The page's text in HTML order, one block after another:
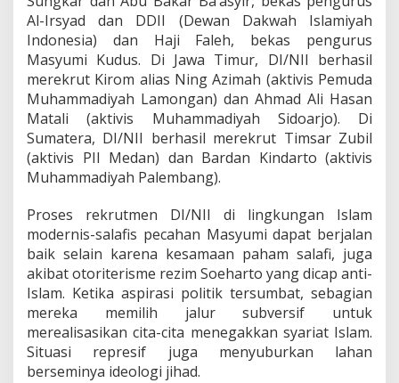
Al-Irsyad dan DDII (Dewan Dakwah Islamiyah
Indonesia) dan Haji Faleh, bekas pengurus
Masyumi Kudus. Di Jawa Timur, DI/NII berhasil
merekrut Kirom alias Ning Azimah (aktivis Pemuda
Muhammadiyah Lamongan) dan Ahmad Ali Hasan
Matali (aktivis Muhammadiyah Sidoarjo). Di
Sumatera, DI/NII berhasil merekrut Timsar Zubil
(aktivis PII Medan) dan Bardan Kindarto (aktivis
Muhammadiyah Palembang).
Proses rekrutmen DI/NII di lingkungan Islam
modernis-salafis pecahan Masyumi dapat berjalan
baik selain karena kesamaan paham salafi, juga
akibat otoriterisme rezim Soeharto yang dicap anti-
Islam. Ketika aspirasi politik tersumbat, sebagian
mereka memilih jalur subversif untuk
merealisasikan cita-cita menegakkan syariat Islam.
Situasi represif juga menyuburkan lahan
berseminya ideologi jihad.